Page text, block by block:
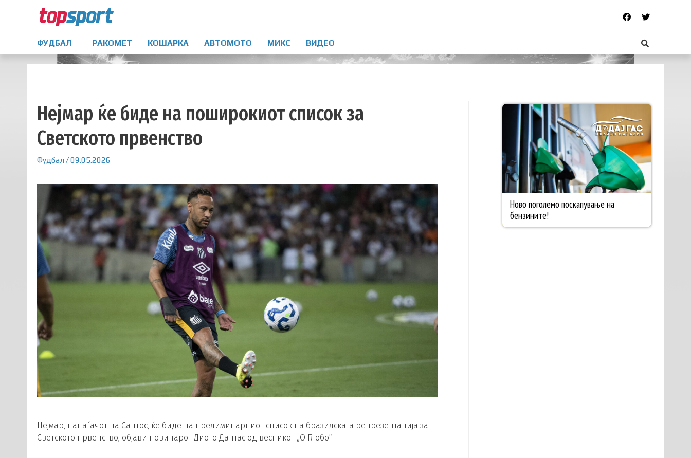
ФУДБАЛ РАКОМЕТ КОШАРКА АВТОМОТО МИКС ВИДЕО
Нејмар ќе биде на поширокиот список за
Светското првенство
Фудбал /09.05.2026
Нејмар, напаѓачот на Сантос, ќе биде на прелиминарниот список на бразилската репрезентација за
Светското првенство, објави новинарот Диого Дантас од весникот „О Глобо“.